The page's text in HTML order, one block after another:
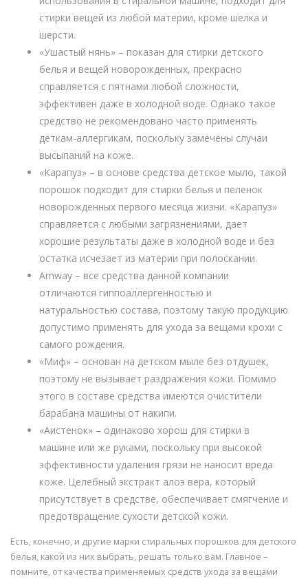
стирки вещей из любой материи, кроме шелка и
шерсти.
«Ушастый нянь» – показан для стирки детского
белья и вещей новорожденных, прекрасно
справляется с пятнами любой сложности,
эффективен даже в холодной воде. Однако такое
средство не рекомендовано часто применять
деткам-аллергикам, поскольку замечены случаи
высыпаний на коже.
«Карапуз» – в основе средства детское мыло, такой
порошок подходит для стирки белья и пеленок
новорожденных первого месяца жизни. «Карапуз»
справляется с любыми загрязнениями, дает
хорошие результаты даже в холодной воде и без
остатка исчезает из материи при полоскании.
Amway – все средства данной компании
отличаются гиппоаллергенностью и
натуральностью состава, поэтому такую продукцию
допустимо применять для ухода за вещами крохи с
самого рождения.
«Миф» – основан на детском мыле без отдушек,
поэтому не вызывает раздражения кожи. Помимо
этого в составе средства имеются очистители
барабана машины от накипи.
«Аистенок» – одинаково хорош для стирки в
машине или же руками, поскольку при высокой
эффективности удаления грязи не наносит вреда
коже. Целебный экстракт алоэ вера, который
присутствует в средстве, обеспечивает смягчение и
предотвращение сухости детской кожи.
Есть, конечно, и другие марки стиральных порошков для детского
белья, какой из них выбрать, решать только вам. Главное –
помните, от качества применяемых средств ухода за вещами